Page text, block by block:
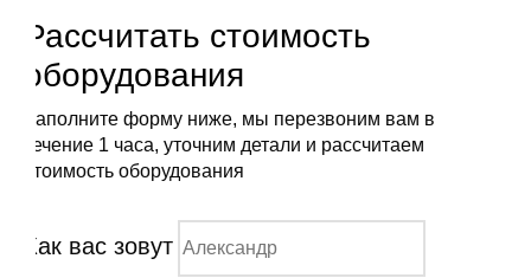
Рассчитать стоимость
оборудования
Заполните форму ниже, мы перезвоним вам в
течение 1 часа, уточним детали и рассчитаем
стоимость оборудования
Как вас зовут